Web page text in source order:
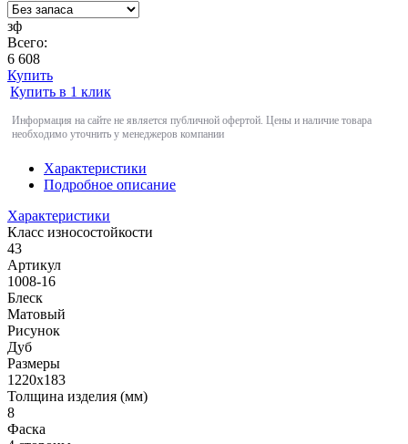
зф
Всего:
6 608
Купить
Купить в 1 клик
Информация на сайте не является публичной офертой. Цены и наличие товара
необходимо уточнить у менеджеров компании
Характеристики
Подробное описание
Характеристики
Класс износостойкости
43
Артикул
1008-16
Блеск
Матовый
Рисунок
Дуб
Размеры
1220x183
Толщина изделия (мм)
8
Фаска